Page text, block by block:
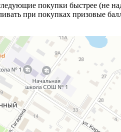
покупки быстрее (не
при покупках призовые